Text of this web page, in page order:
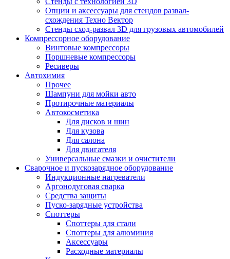
Опции и аксессуары для стендов развал-
схождения Техно Вектор
Стенды сход-развал 3D для грузовых автомобилей
Компрессорное оборудование
Винтовые компрессоры
Поршневые компрессоры
Ресиверы
Автохимия
Прочее
Шампуни для мойки авто
Протирочные материалы
Автокосметика
Для дисков и шин
Для кузова
Для салона
Для двигателя
Универсальные смазки и очистители
Сварочное и пускозарядное оборудование
Индукционные нагреватели
Аргонодуговая сварка
Средства защиты
Пуско-зарядные устройства
Споттеры
Споттеры для стали
Споттеры для алюминия
Аксессуары
Расходные материалы